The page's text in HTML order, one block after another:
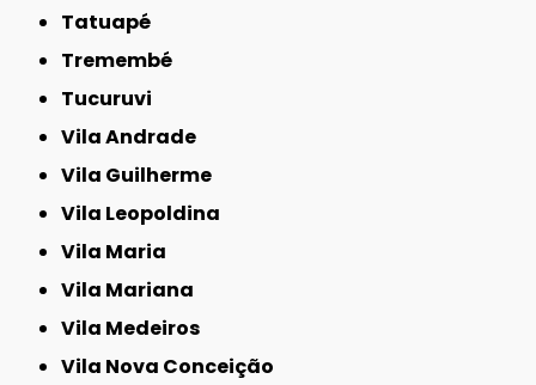
Tatuapé
Tremembé
Tucuruvi
Vila Andrade
Vila Guilherme
Vila Leopoldina
Vila Maria
Vila Mariana
Vila Medeiros
Vila Nova Conceição